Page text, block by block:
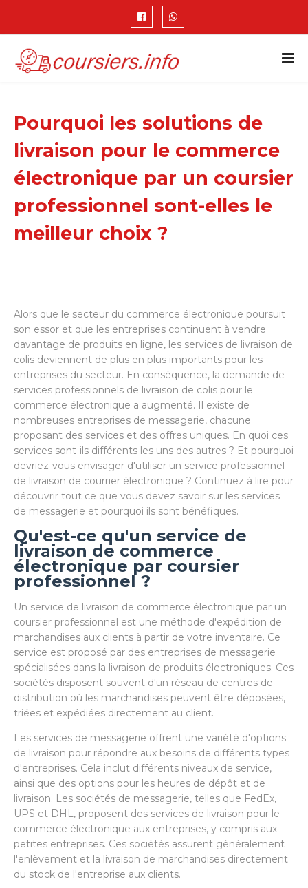
Pourquoi les solutions de
livraison pour le commerce
électronique par un coursier
professionnel sont-elles le
meilleur choix ?
Alors que le secteur du commerce électronique poursuit
son essor et que les entreprises continuent à vendre
davantage de produits en ligne, les services de livraison de
colis deviennent de plus en plus importants pour les
entreprises du secteur. En conséquence, la demande de
services professionnels de livraison de colis pour le
commerce électronique a augmenté. Il existe de
nombreuses entreprises de messagerie, chacune
proposant des services et des offres uniques. En quoi ces
services sont-ils différents les uns des autres ? Et pourquoi
devriez-vous envisager d'utiliser un service professionnel
de livraison de courrier électronique ? Continuez à lire pour
découvrir tout ce que vous devez savoir sur les services
de messagerie et pourquoi ils sont bénéfiques.
Qu'est-ce qu'un service de
livraison de commerce
électronique par coursier
professionnel ?
Un service de livraison de commerce électronique par un
coursier professionnel est une méthode d'expédition de
marchandises aux clients à partir de votre inventaire. Ce
service est proposé par des entreprises de messagerie
spécialisées dans la livraison de produits électroniques. Ces
sociétés disposent souvent d'un réseau de centres de
distribution où les marchandises peuvent être déposées,
triées et expédiées directement au client.
Les services de messagerie offrent une variété d'options
de livraison pour répondre aux besoins de différents types
d'entreprises. Cela inclut différents niveaux de service,
ainsi que des options pour les heures de dépôt et de
livraison. Les sociétés de messagerie, telles que FedEx,
UPS et DHL, proposent des services de livraison pour le
commerce électronique aux entreprises, y compris aux
petites entreprises. Ces sociétés assurent généralement
l'enlèvement et la livraison de marchandises directement
du stock de l'entreprise aux clients.